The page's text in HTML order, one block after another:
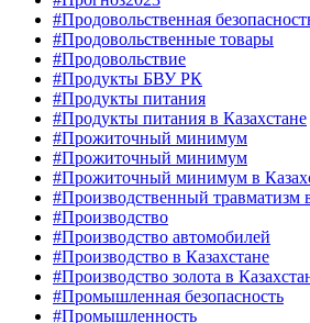
#Продовольственная
#Продовольственные товары
#Продовольствие
#Продукты БВУ РК
#Продукты питания
#Продукты питания в Казахстане
#Прожиточный минимум
#Прожиточный минимум
#Прожиточный минимум в
#Производственный травматизм
#Производство
#Производство автомобилей
#Производство в Казахстане
#Производство золота в
#Промышленная безопасность
#Промышленность